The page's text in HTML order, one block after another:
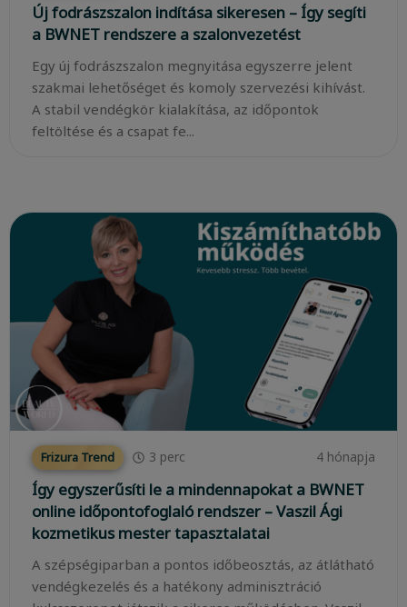
Új fodrászszalon indítása sikeresen – Így segíti
a BWNET rendszere a szalonvezetést
Egy új fodrászszalon megnyitása egyszerre jelent
szakmai lehetőséget és komoly szervezési kihívást.
A stabil vendégkör kialakítása, az időpontok
feltöltése és a csapat fe...
Frizura Trend 3 perc 4 hónapja
Így egyszerűsíti le a mindennapokat a BWNET
online időpontofoglaló rendszer – Vaszil Ági
kozmetikus mester tapasztalatai
A szépségiparban a pontos időbeosztás, az átlátható
vendégkezelés és a hatékony adminisztráció